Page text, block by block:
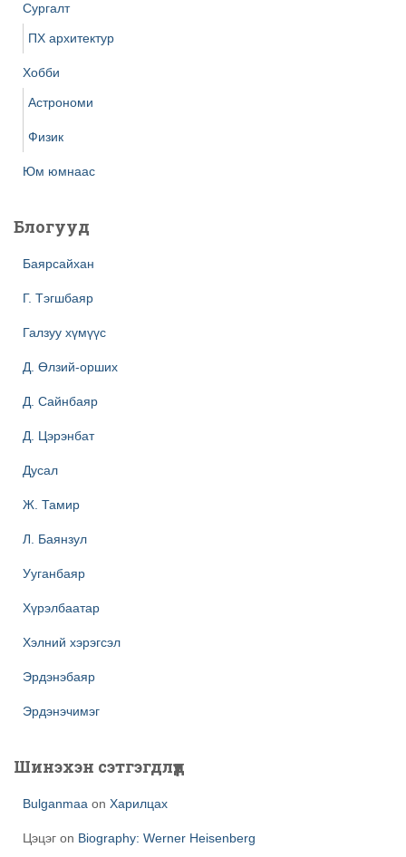
Сургалт
ПХ архитектур
Хобби
Астрономи
Физик
Юм юмнаас
Блогууд
Баярсайхан
Г. Тэгшбаяр
Галзуу хүмүүс
Д. Өлзий-орших
Д. Сайнбаяр
Д. Цэрэнбат
Дусал
Ж. Тамир
Л. Баянзул
Ууганбаяр
Хүрэлбаатар
Хэлний хэрэгсэл
Эрдэнэбаяр
Эрдэнэчимэг
Шинэхэн сэтгэгдлүүд
Bulganmaa on Харилцах
Цэцэг on Biography: Werner Heisenberg